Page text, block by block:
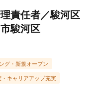
責任者／駿河区
駿河区
グ・新規オープン
キャリアアップ充実